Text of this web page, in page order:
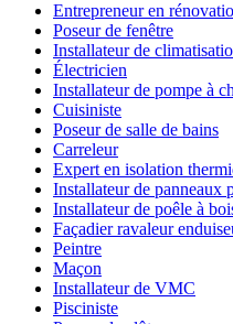
Entrepreneur en
Poseur de fenêtre
Installateur de
Électricien
Installateur de pompe à
Cuisiniste
Poseur de salle de bains
Carreleur
Expert en isolation
Installateur de panneaux
Installateur de poêle à
Façadier ravaleur
Peintre
Maçon
Installateur de VMC
Pisciniste